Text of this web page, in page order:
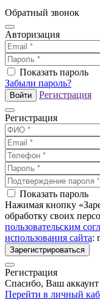
Обратный звонок
Авторизация
Показать пароль
Забыли пароль?
Войти Регистрация
Регистрация
Показать пароль
Нажимая кнопку
обработку своих
пользовательским
использования сайта:
Зарегистрироваться
Регистрация
Спасибо, Ваш
Перейти в личный